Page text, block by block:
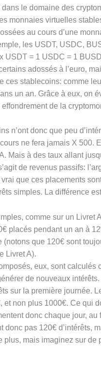
dans le domaine des
monnaies virtuelles
au cours d’une
les USDT, USDC,
USDT = 1 USDC = 1
adossés à l’euro,
ces stablecoins: comme
un an. Grâce à eux, on
effondrement de la
n’ont donc que peu
ne fera jamais X 500.
Mais à des taux allant
de revenus passifs:
vrai que ces placements
simples. La différence
comme sur un Livret
placés pendant un an à
(notons que 120€ sont
Livret A).
eux, sont calculés
de nouveaux
sur la première journée.
et non plus 1000€. Ce qui
donc chaque jour,
donc pas 120€ d’intérêts,
plus, mais imaginez sur